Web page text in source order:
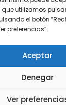
utilizamos
el botón
preferencias”.
Aceptar
Denegar
Ver
un despacho de
en
Llevamos